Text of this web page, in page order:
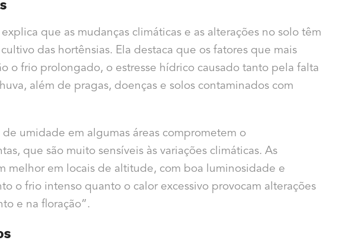
que as mudanças climáticas e as alterações no solo têm
das hortênsias. Ela destaca que os fatores que mais
o frio prolongado, o estresse hídrico causado tanto pela falta
além de pragas, doenças e solos contaminados com
umidade em algumas áreas comprometem o
que são muito sensíveis às variações climáticas.As
melhor em locais de altitude, com boa luminosidade e
o frio intenso quanto o calor excessivo provocam alterações
e na floração”.